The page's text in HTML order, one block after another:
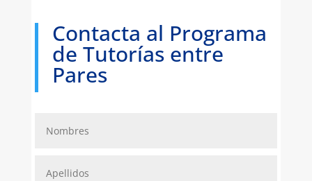
Contacta al Programa
de Tutorías entre
Pares